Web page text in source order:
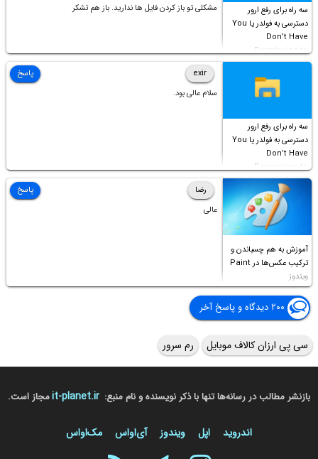
سه راه برای رفع ارور
دسترسی به فولدر یا You
Don’t Have
Permission to
Access this folder
مشکلی تو باز کردن فایل ها ندارید. باز هم تشکر
سه راه برای رفع ارور
دسترسی به فولدر یا You
Don’t Have
Permission to
Access this folder
exir
سلام عالی بود.
پاسخ
آموزش به هم چسباندن و
ترکیب عکس‌ها در Paint
ویندوز
رضا
عالی
پاسخ
۲۰۰ دیدگاه و پاسخ آخر
سی پی ارزان کالاف موبایل رم سرور
بازنشر مطالب در رسانه‌ها تنها با ذکر نویسنده و نام منبع: it-planet.irمجاز است.
اندروید اپل ویندوز آی‌او‌اس مک‌او‌اس